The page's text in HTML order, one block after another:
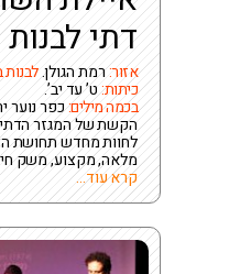
דתי לבנות
אזור:רמת הגולן.לבנות
כיתות:ט’ עד יב’.
בכמה מילים:כפר נוער
הקשת של המגזר
לחוות מחדש תחושת
מלאה, מקצוע, משק
קרא עוד...